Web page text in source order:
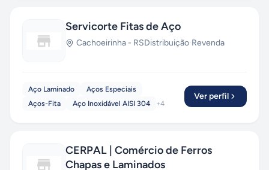
Servicorte Fitas de Aço
Cachoeirinha - RSDistribuição·Revenda
Aço Laminado
Aços Especiais
Aços-Fita
Aço Inoxidável AISI 304 +4
Ver perfil
CERPAL | Comércio de Ferros
Chapas e Laminados